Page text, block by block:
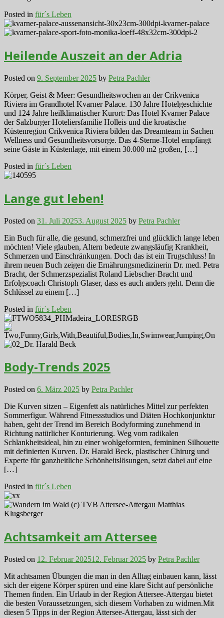
Posted in für´s Leben
Heilende Auszeit an der Adria
Posted on 9. September 2025 by Petra Pachler
Körper, Geist & Meer: Gesundheitswochen an der Crikvenica
Riviera im Grandhotel Kvarner Palace. 130 Jahre Hotelgeschichte
und 124 Jahre heilklimatischer Kurort: Das Hotel Kvarner Palace
der Salzburger Hoteliersfamilie Holleis und die kroatische
Küstenregion Crikvenica Riviera bilden das Dreamteam in Sachen
Wellness und Gesundheitsvorsorge. Das 4-Sterne-Hotel empfängt
seine Gäste in Küstenlage, mit einem 30.000 m2 großen, […]
Posted in für´s Leben
Lange gut leben!
Posted on 31. Juli 20253. August 2025 by Petra Pachler
Ein Buch für alle, die gesund, schmerzfrei und glücklich lange leben
möchten! Viele glauben, Altern bedeute zwangsläufig Krankheit,
Schmerzen und Einschränkungen. Doch das ist ein Trugschluss! In
ihrem neuen Buch zeigen die Ernährungsmedizinerin Dr. med. Petra
Bracht, der Schmerzspezialist Roland Liebscher-Bracht und
Erfolgscoach Christoph Glaser, dass es auch anders geht. Denn die
Schlüssel zu einem […]
Posted in für´s Leben
Body-Trends 2025
Posted on 6. März 2025 by Petra Pachler
Die Kurven sitzen – Eigenfett als natürliches Mittel zur perfekten
Sommerfigur. Während Fitnessstudios und Diäten Hochkonjunktur
haben, geht der Trend im Bereich Bodyforming zunehmend in
Richtung natürlicher Konturierung. Weg vom radikalen
Schlankheitsideal, hin zu einer wohlgeformten, femininen Silhouette
mit definierten Kurven. Dr. Harald Beck, plastischer Chirurg und
Experte für ganzheitliche Schönheitslösungen, setzt dabei auf eine
[…]
Posted in für´s Leben
Achtsamkeit am Attersee
Posted on 12. Februar 202512. Februar 2025 by Petra Pachler
Mit achtsamen Übungen die man in den Alltag einbauen kann, lässt
sich der eigene Körper spüren und eine klare Sicht auf persönliche
Themen finden. Ein Urlaub in der Region Attersee-Attergau bietet
die besten Voraussetzungen, sich diesem Vorhaben zu widmen.Mit
diesen 5 Tipps in der Region Attersee-Attergau, lässt sich der